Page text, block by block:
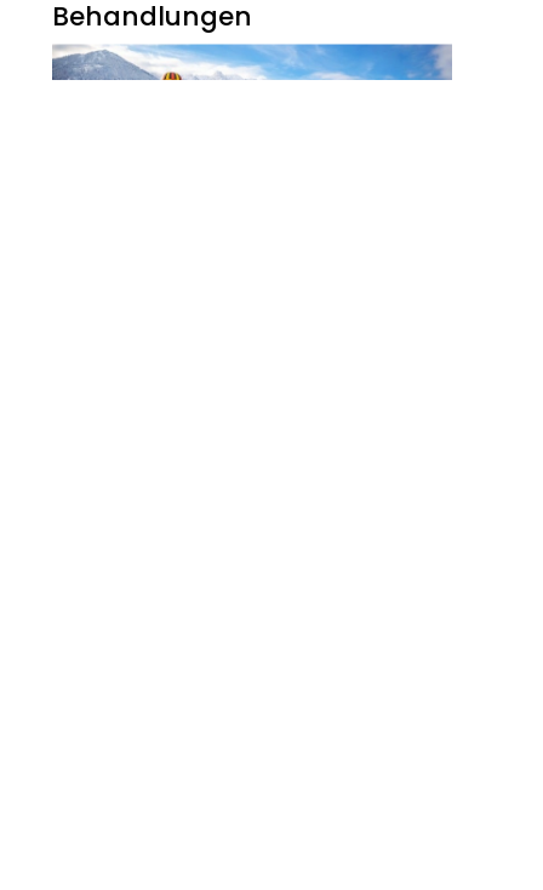
Noch Erfolg? 5
Strategien Für
Kosmetikerinnen Im
Behandlungen